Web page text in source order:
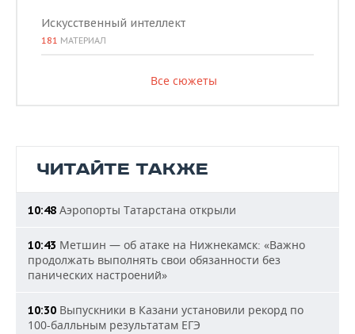
Искусственный интеллект
181 МАТЕРИАЛ
Все сюжеты
ЧИТАЙТЕ ТАКЖЕ
10:48 Аэропорты Татарстана открыли
10:43 Метшин — об атаке на Нижнекамск: «Важно
продолжать выполнять свои обязанности без
панических настроений»
10:30 Выпускники в Казани установили рекорд по
100-балльным результатам ЕГЭ